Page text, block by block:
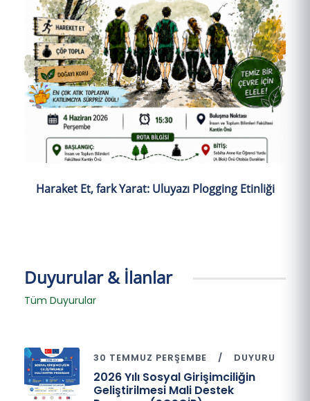
Haraket Et, fark Yarat: Uluyazı Plogging Etinliği
Duyurular & İlanlar
Tüm Duyurular
30 TEMMUZ PERŞEMBE DUYURU
2026 Yılı Sosyal Girişimciliğin
Geliştirilmesi Mali Destek